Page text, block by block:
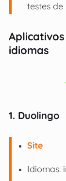
testes de
idiomas
1. Duolingo
Site
Idiomas: